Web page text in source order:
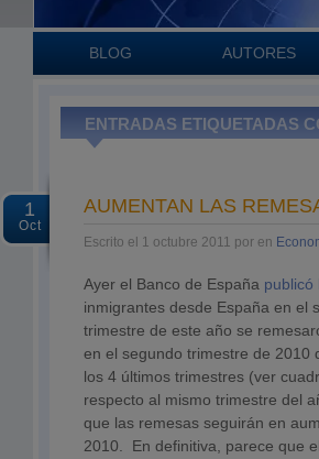
BLOG AUTORES
ENTRADAS ETIQUETADAS
1
Oct
AUMENTAN LAS
Escrito el 1 octubre 2011 por en
Ayer el Banco de España
inmigrantes desde España en el
trimestre de este año se
en el segundo trimestre de 2010
los 4 últimos trimestres (ver
respecto al mismo trimestre del
que las remesas seguirán en
2010. En definitiva, parece que